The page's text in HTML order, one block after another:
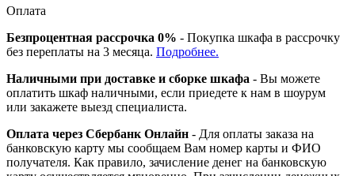
Оплата
Безпроцентная рассрочка 0% - Покупка шкафа в рассрочку
без переплаты на 3 месяца. Подробнее.
Наличными при доставке и сборке шкафа - Вы можете
оплатить шкаф наличными, если приедете к нам в шоурум
или закажете выезд специалиста.
Оплата через Сбербанк Онлайн - Для оплаты заказа на
банковскую карту мы сообщаем Вам номер карты и ФИО
получателя. Как правило, зачисление денег на банковскую